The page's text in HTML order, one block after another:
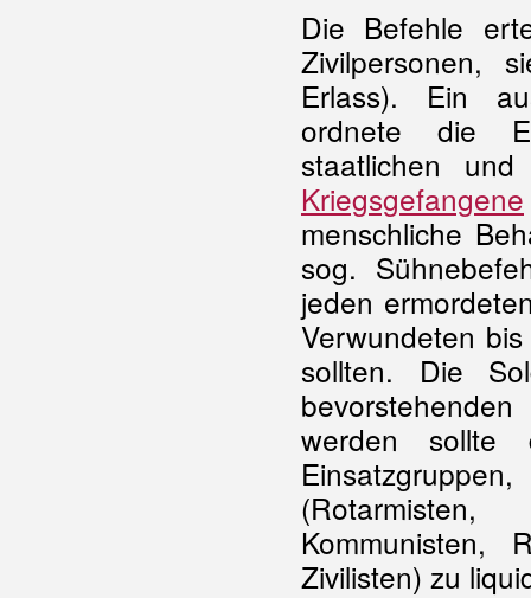
Die Befehle
Zivilpersonen,
Erlass). Ein
ordnete die
staatlichen
Kriegsgefangene
menschliche
sog.
jeden
Verwundeten
sollten. Die
werden sollte
Kommunisten,
Zivilisten) zu